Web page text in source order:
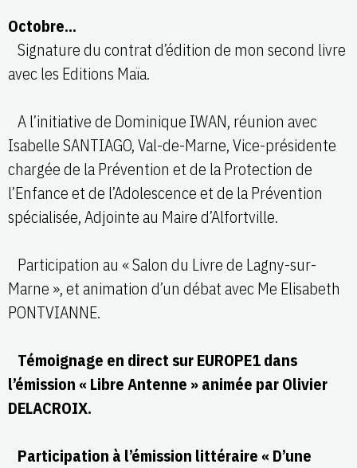
Octobre…
Signature du contrat d’édition de mon second livre
avec les Editions Maïa.
A l’initiative de Dominique IWAN, réunion avec
Isabelle SANTIAGO, Val-de-Marne, Vice-présidente
chargée de la Prévention et de la Protection de
l’Enfance et de l’Adolescence et de la Prévention
spécialisée, Adjointe au Maire d’Alfortville.
Participation au « Salon du Livre de Lagny-sur-
Marne », et animation d’un débat avec Me Elisabeth
PONTVIANNE.
Témoignage en direct sur EUROPE1 dans
l’émission « Libre Antenne » animée par Olivier
DELACROIX.
Participation à l’émission littéraire « D’une